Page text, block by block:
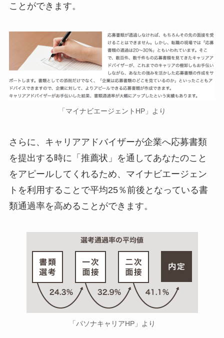
ことができます。
「マイナビエージェントHP」より
さらに、キャリアアドバイザーが企業へ応募書類
を提出する時に「推薦状」を通してあなたのこと
をアピールしてくれるため、マイナビエージェン
トを利用することで平均25％前後となっている書
類通過率を高めることができます。
「パソナキャリアHP」より